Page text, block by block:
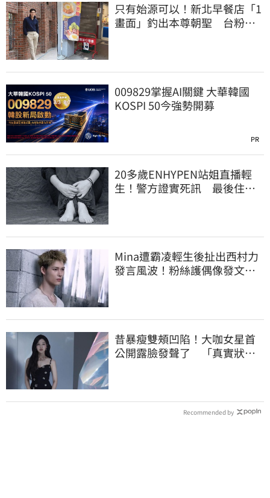
只有始源可以！新北早餐店「1
畫面」釣出本尊朝聖 台粉嚇
009829掌握AI關鍵 大華韓國
KOSPI 50今強勢開募
PR
20多歲ENHYPEN站姐直播輕
生！警方證實死訊 最後住處
Mina遭霸凌輕生後扯出西村力
發言風波！粉絲護偶像發文：
昔暴瘦雙頰凹陷！大咖女星首
公開露臉發聲了 「真實狀
Recommended by